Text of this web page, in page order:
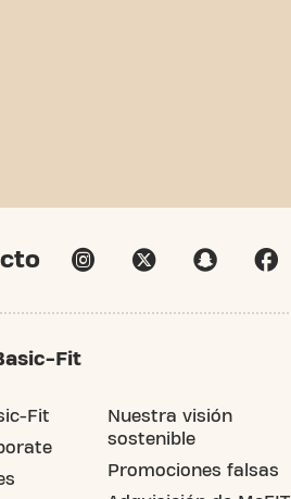
Fit
Fit
Nuestra visión
sostenible
Promociones falsas